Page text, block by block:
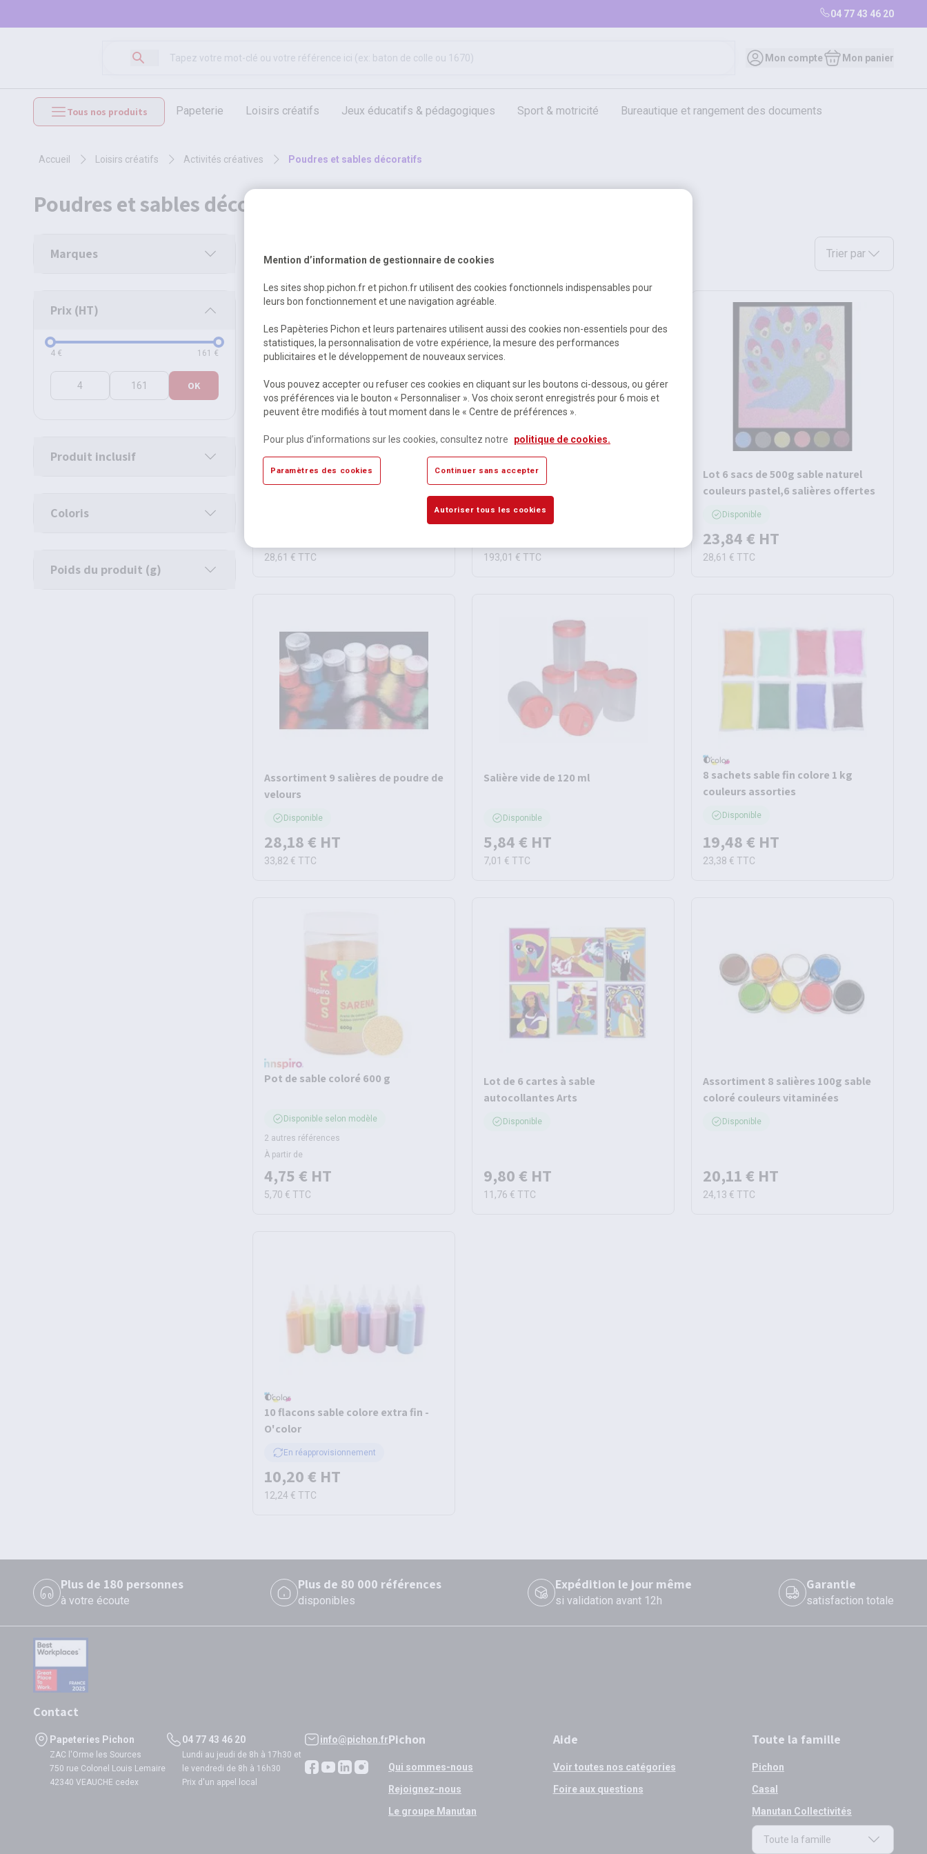
04 77 43 46 20
Mon compte Mon panier
Tous nos produits papeterie loisirs créatifs jeux éducatifs & pédagogiques sport & motricité bureautique et rangement des documents
accueil loisirs créatifs activités créatives poudres et sables décoratifs
poudres et sables décoratifs
Marques
Prix (HT)
Prix (HT)
4 € 161 €
OK
Produit inclusif
Coloris
Poids du produit (g)
Trier par
Lot de 6 sacs de 500g sable naturel
28,61 € TTC
La grande table à sable
Disponible
193,01 € TTC
Lot 6 sacs de 500g sable naturel
couleurs pastel,6 salières offertes
Disponible
23,84 € HT
28,61 € TTC
Assortiment 9 salières de poudre de
velours
Disponible
28,18 € HT
33,82 € TTC
Salière vide de 120 ml
Disponible
5,84 € HT
7,01 € TTC
8 sachets sable fin colore 1 kg
couleurs assorties
Disponible
19,48 € HT
23,38 € TTC
Pot de sable coloré 600 g
Disponible selon modèle
2 autres références
À partir de
4,75 € HT
5,70 € TTC
Lot de 6 cartes à sable
autocollantes Arts
Disponible
9,80 € HT
11,76 € TTC
Assortiment 8 salières 100g sable
coloré couleurs vitaminées
Disponible
20,11 € HT
24,13 € TTC
10 flacons sable colore extra fin -
O'color
En réapprovisionnement
10,20 € HT
12,24 € TTC
Plus de 180 personnes
à votre écoute
Plus de 80 000 références
disponibles
Expédition le jour même
si validation avant 12h
Garantie
satisfaction totale
Contact
Papeteries Pichon
ZAC l'Orme les Sources
750 rue Colonel Louis Lemaire
42340 VEAUCHE cedex
04 77 43 46 20
Lundi au jeudi de 8h à 17h30 et
le vendredi de 8h à 16h30
Prix d'un appel local
info@pichon.frPichon
Qui sommes-nous
Rejoignez-nous
Le groupe Manutan
Aide
Voir toutes nos catégories
Foire aux questions
Toute la famille
Pichon
Casal
Manutan Collectivités
Toute la famille
Mention d’information de gestionnaire de cookies
Les sites shop.pichon.fr et pichon.fr utilisent des cookies fonctionnels indispensables pour
leurs bon fonctionnement et une navigation agréable.
Les Papèteries Pichon et leurs partenaires utilisent aussi des cookies non-essentiels pour des
statistiques, la personnalisation de votre expérience, la mesure des performances
publicitaires et le développement de nouveaux services.
Vous pouvez accepter ou refuser ces cookies en cliquant sur les boutons ci-dessous, ou gérer
vos préférences via le bouton « Personnaliser ». Vos choix seront enregistrés pour 6 mois et
peuvent être modifiés à tout moment dans le « Centre de préférences ».
Pour plus d’informations sur les cookies, consultez notre politique de cookies.
Paramètres des cookies Continuer sans accepter
Autoriser tous les cookies